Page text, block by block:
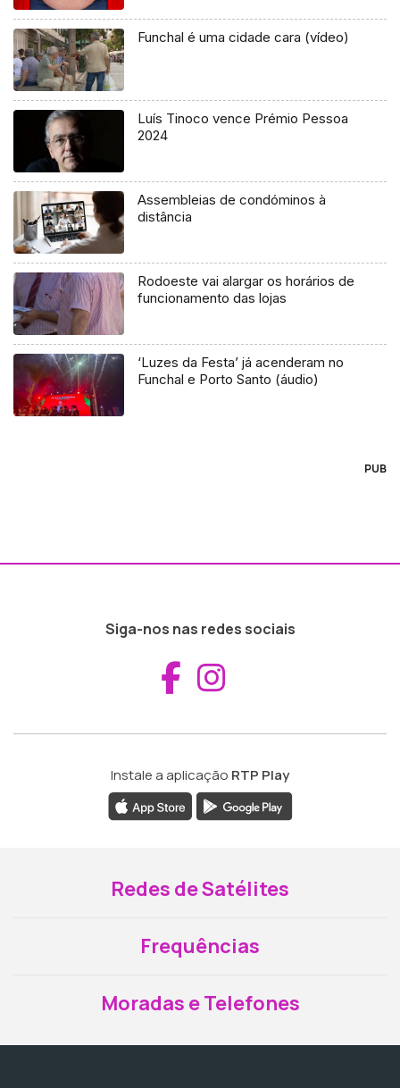
Funchal é uma cidade cara (vídeo)
Luís Tinoco vence Prémio Pessoa
2024
Assembleias de condóminos à
distância
Rodoeste vai alargar os horários de
funcionamento das lojas
‘Luzes da Festa’ já acenderam no
Funchal e Porto Santo (áudio)
PUB
Siga-nos nas redes sociais
Aceder ao
Instale a aplicação RTP Play
Redes de Satélites
Frequências
Moradas e Telefones